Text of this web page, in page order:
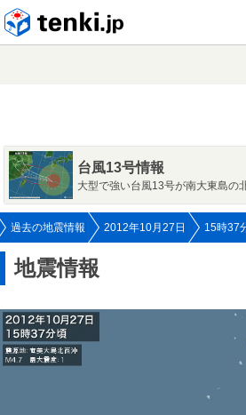
台風13号情報
大型で強い台風13号が南大東島の
過去の地震情報 2012年10月27日 15時37
地震情報